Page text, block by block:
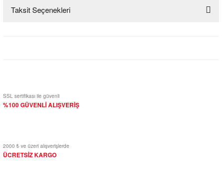
Bu ürüne ilk yorumu siz yapın!
Taksit Seçenekleri
SSL sertifikası ile güvenli
%100 GÜVENLİ ALIŞVERİŞ
2000 ₺ ve üzeri alışverişlerde
ÜCRETSİZ KARGO